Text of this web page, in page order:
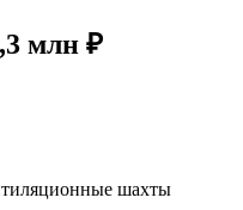
млн ₽
шахты